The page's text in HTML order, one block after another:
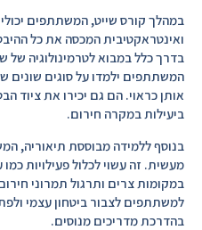
במהלך קורס שייט, המשתתפים
ואינטראקטיבית המכסה את כל
בדרך כלל במבוא לטרמינולוגיה של
המשתתפים ילמדו על סוגים שונים
אותן כראוי. הם גם יכירו את ציוד
ביעילות במקרה חירום.
בנוסף ללמידה מבוססת תיאוריה,
מעשית. זה עשוי לכלול פעילויות
במקומות צרים ותרגול תמרוני
למשתתפים לצבור ביטחון עצמי
בהדרכת מדריכים מנוסים.